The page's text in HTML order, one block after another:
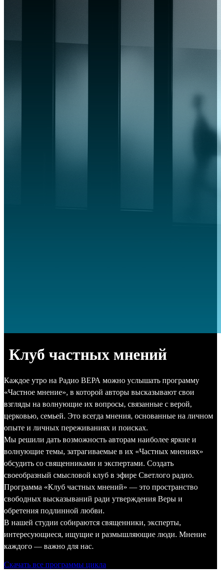
Клуб частных мнений
Каждое утро на Радио ВЕРА можно услышать программу
«Частное мнение», в которой авторы высказывают свои
взгляды на волнующие их вопросы, связанные с верой,
церковью, семьей. Это всегда мнения, основанные на личном
опыте и личных переживаниях и поисках.
Мы решили дать возможность авторам наиболее яркие и
волнующие темы, затрагиваемые в их «Частных мнениях»
обсудить со священниками и экспертами. Создать
своеобразный смысловой клуб в эфире Светлого радио.
Программа «Клуб частных мнений» — это пространство
свободных высказываний ради утверждения Веры и
обретения подлинной любви.
В нашей студии собираются священники, эксперты,
интересующиеся, ищущие и размышляющие люди. Мнение
каждого — важно для нас.
Скачать все программы цикла